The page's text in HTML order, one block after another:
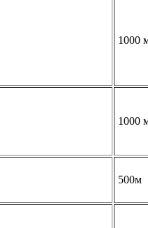
1000
1000
500м